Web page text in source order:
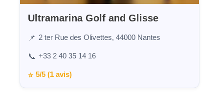
Ultramarina Golf and Glisse
📌 2 ter Rue des Olivettes, 44000 Nantes
📞 +33 2 40 35 14 16
⭐ 5/5 (1 avis)